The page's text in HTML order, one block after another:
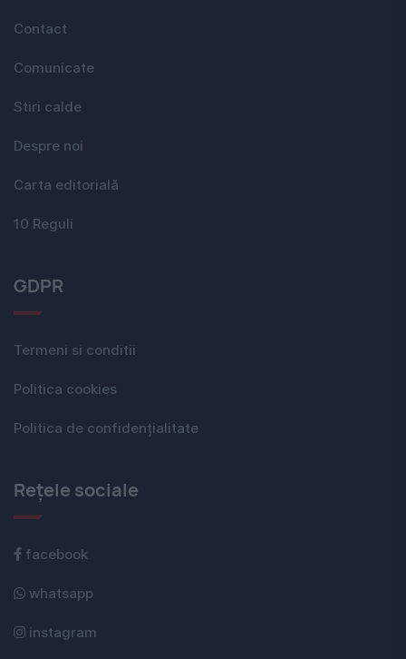
Contact
Comunicate
Stiri calde
Despre noi
Carta editorială
10 Reguli
GDPR
Termeni si conditii
Politica cookies
Politica de confidențialitate
Rețele sociale
facebook
whatsapp
instagram